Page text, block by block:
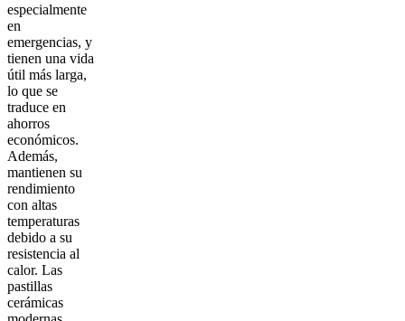
especialmente
en
emergencias, y
tienen una vida
útil más larga,
lo que se
traduce en
ahorros
económicos.
Además,
mantienen su
rendimiento
con altas
temperaturas
debido a su
resistencia al
calor. Las
pastillas
cerámicas